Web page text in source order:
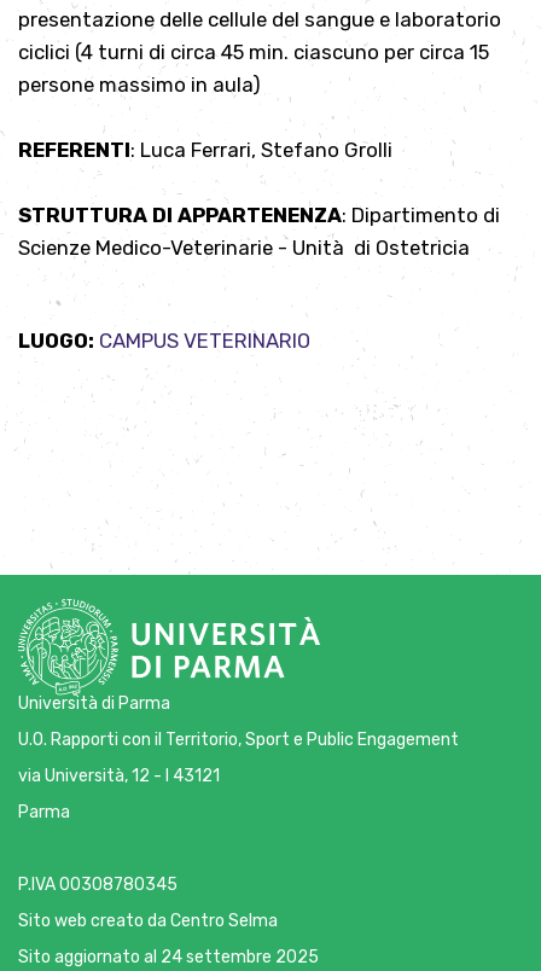
presentazione delle cellule del sangue e laboratorio
ciclici (4 turni di circa 45 min. ciascuno per circa 15
persone massimo in aula)
REFERENTI: Luca Ferrari, Stefano Grolli
STRUTTURA DI APPARTENENZA: Dipartimento di
Scienze Medico-Veterinarie - Unità di Ostetricia
LUOGO: CAMPUS VETERINARIO
Università di Parma
U.O. Rapporti con il Territorio, Sport e Public Engagement
via Università, 12 - I 43121
Parma
P.IVA 00308780345
Sito web creato da Centro Selma
Sito aggiornato al 24 settembre 2025